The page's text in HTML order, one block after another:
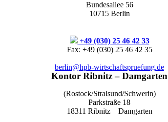
Bundesallee 56
10715 Berlin
+49 (030) 25 46 42 33
Fax: +49 (030) 25 46 42 35
berlin@hpb-wirtschaftspruefung.de
Kontor Ribnitz – Damgarten
(Rostock/Stralsund/Schwerin)
Parkstraße 18
18311 Ribnitz – Damgarten